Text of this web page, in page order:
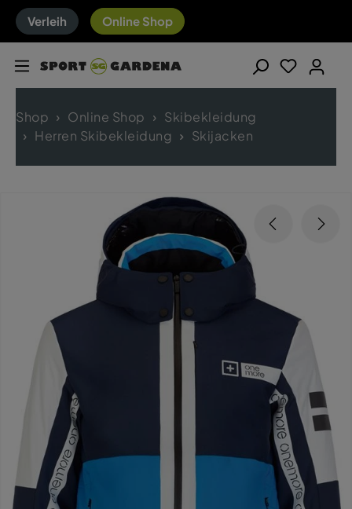
Verleih Online Shop
Shop Online Shop
Skibekleidung
Herren Skibekleidung
Skijacken